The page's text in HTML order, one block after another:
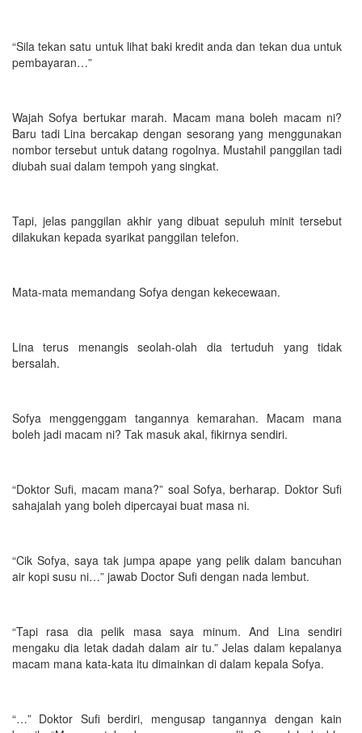
“Sila tekan satu untuk lihat baki kredit anda dan tekan dua untuk
pembayaran…”
Wajah Sofya bertukar marah. Macam mana boleh macam ni?
Baru tadi Lina bercakap dengan sesorang yang menggunakan
nombor tersebut untuk datang rogolnya. Mustahil panggilan tadi
diubah suai dalam tempoh yang singkat.
Tapi, jelas panggilan akhir yang dibuat sepuluh minit tersebut
dilakukan kepada syarikat panggilan telefon.
Mata-mata memandang Sofya dengan kekecewaan.
Lina terus menangis seolah-olah dia tertuduh yang tidak
bersalah.
Sofya menggenggam tangannya kemarahan. Macam mana
boleh jadi macam ni? Tak masuk akal, fikirnya sendiri.
“Doktor Sufi, macam mana?” soal Sofya, berharap. Doktor Sufi
sahajalah yang boleh dipercayai buat masa ni.
“Cik Sofya, saya tak jumpa apape yang pelik dalam bancuhan
air kopi susu ni…” jawab Doctor Sufi dengan nada lembut.
“Tapi rasa dia pelik masa saya minum. And Lina sendiri
mengaku dia letak dadah dalam air tu.” Jelas dalam kepalanya
macam mana kata-kata itu dimainkan di dalam kepala Sofya.
“…” Doktor Sufi berdiri, mengusap tangannya dengan kain